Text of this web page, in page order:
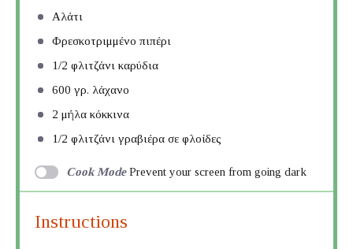
Αλάτι
Φρεσκοτριμμένο πιπέρι
1/2 φλιτζάνι καρύδια
600 γρ. λάχανο
2 μήλα κόκκινα
1/2 φλιτζάνι γραβιέρα σε φλοίδες
Cook Mode Prevent your screen from going dark
Instructions